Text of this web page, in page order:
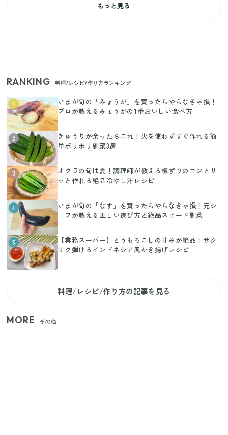
もっと見る
RANKING 料理/レシピ/作り方ランキング
1
いまが旬の「みょうが」を買ったらやらなきゃ損！
プロが教えるみょうがの1番おいしい食べ方
2
きゅうりが余ったらこれ！火を使わずすぐ作れる簡
単ポリポリ副菜3選
3
オクラの旬は夏！調理師が教える板ずりのコツとサ
ッと作れる絶品冷やし汁レシピ
4
いまが旬の「なす」を買ったらやらなきゃ損！元シ
ェフが教える正しい選び方と絶品スピード副菜
5
【業務スーパー】とうもろこしの甘みが絶品！サク
サク弾けるインドネシア風かき揚げレシピ
料理/レシピ/作り方の記事を見る
MORE その他